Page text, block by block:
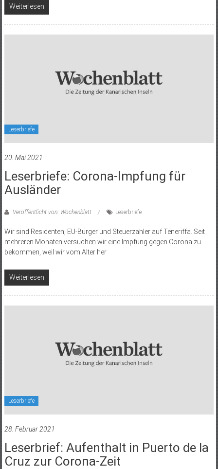
Weiterlesen
Leserbriefe
20. Mai 2021
Leserbriefe: Corona-Impfung für
Ausländer
Veröffentlicht von: Wochenblatt Leserbriefe
Wir sind Residenten, EU-Bürger und Steuerzahler auf Teneriffa. Seit
mehreren Monaten versuchen wir eine Impfung gegen Corona zu
bekommen, weil wir vom Alter her
Weiterlesen
Leserbriefe
28. Februar 2021
Leserbrief: Aufenthalt in Puerto de la
Cruz zur Corona-Zeit